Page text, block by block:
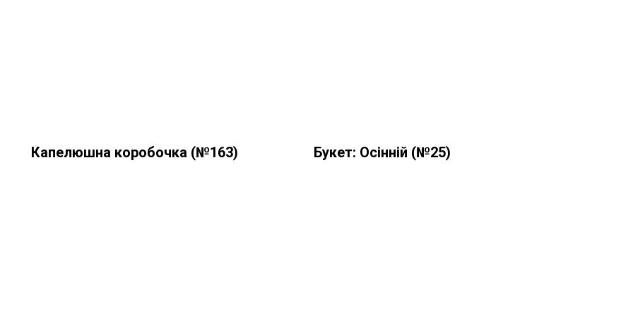
Капелюшна коробочка (№163) Букет: Осінній (№25)